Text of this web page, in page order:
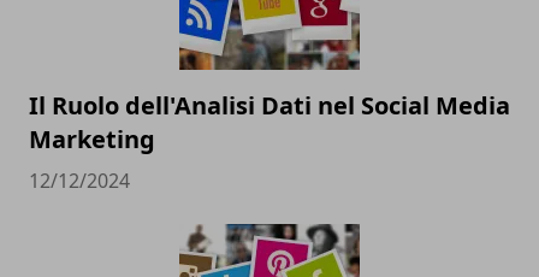
Il Ruolo dell'Analisi Dati nel Social Media
Marketing
12/12/2024